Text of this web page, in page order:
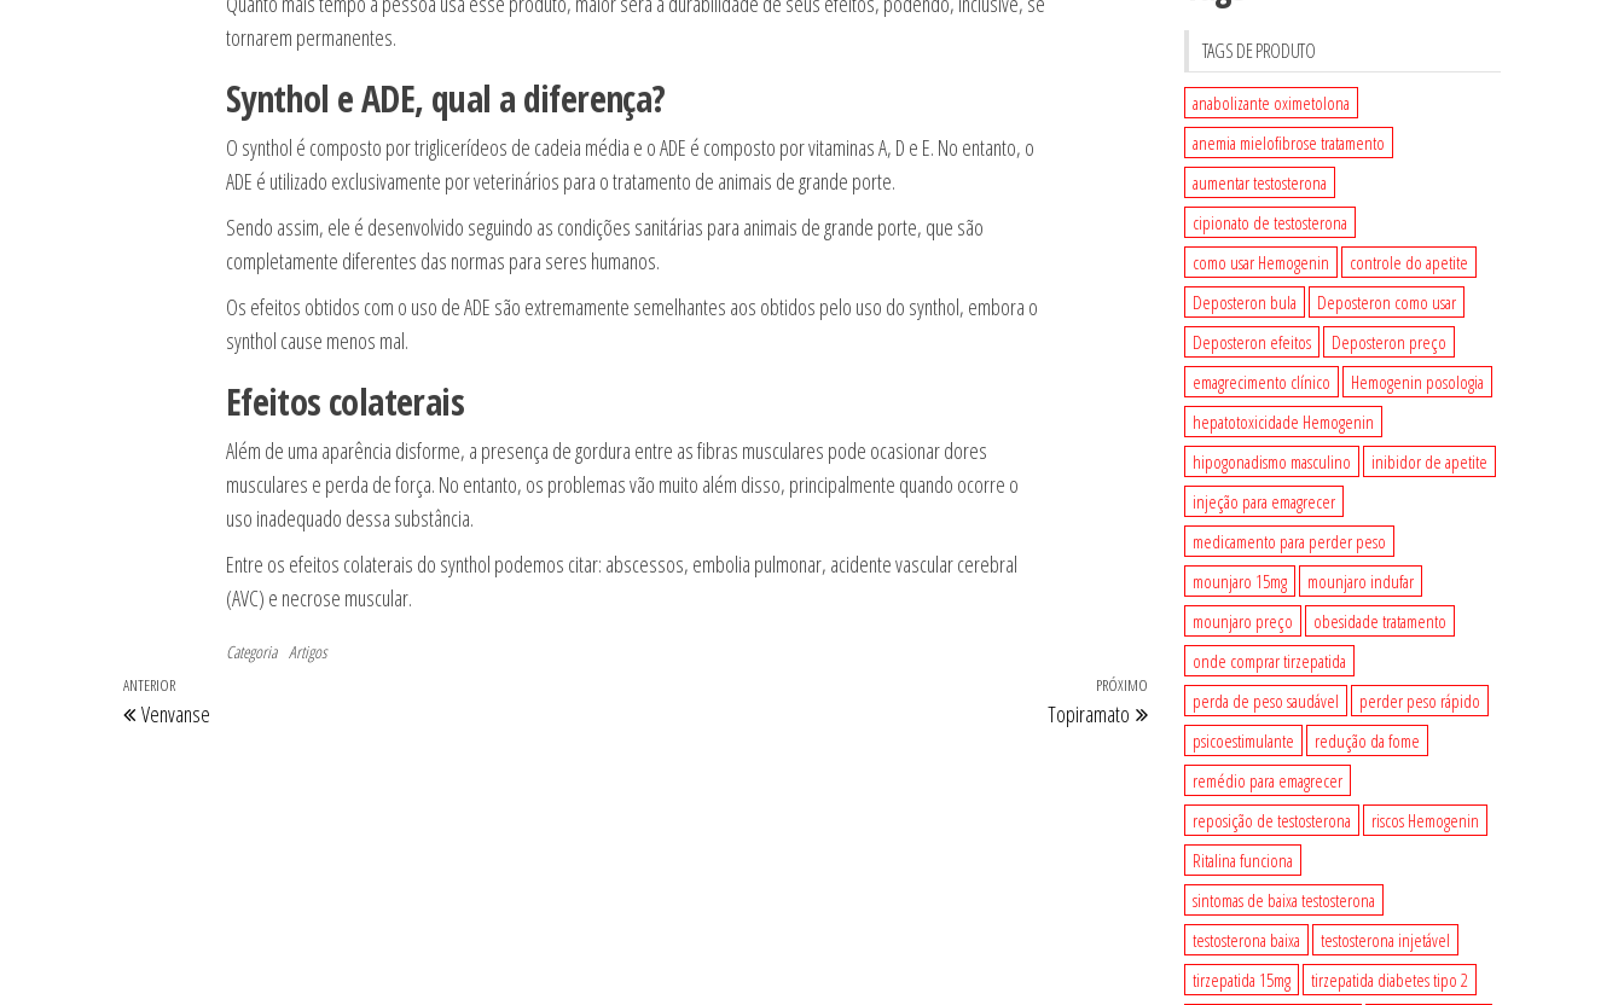
tornarem permanentes.
Synthol e ADE, qual a diferença?
O synthol é composto por triglicerídeos de cadeia média e o ADE é composto por vitaminas A, D e E. No entanto, o
ADE é utilizado exclusivamente por veterinários para o tratamento de animais de grande porte.
Sendo assim, ele é desenvolvido seguindo as condições sanitárias para animais de grande porte, que são
completamente diferentes das normas para seres humanos.
Os efeitos obtidos com o uso de ADE são extremamente semelhantes aos obtidos pelo uso do synthol, embora o
synthol cause menos mal.
Efeitos colaterais
Além de uma aparência disforme, a presença de gordura entre as fibras musculares pode ocasionar dores
musculares e perda de força. No entanto, os problemas vão muito além disso, principalmente quando ocorre o
uso inadequado dessa substância.
Entre os efeitos colaterais do synthol podemos citar: abscessos, embolia pulmonar, acidente vascular cerebral
(AVC) e necrose muscular.
Categoria Artigos
Navegação
de
Post
anterior
ANTERIOR
Venvanse
Próximo
post
PRÓXIMO
Topiramato
TAGS DE PRODUTO
anabolizante oximetolona
anemia mielofibrose tratamento
aumentar testosterona
cipionato de testosterona
como usar Hemogenin
controle do apetite
Deposteron bula
Deposteron como usar
Deposteron efeitos
Deposteron preço
emagrecimento clínico
Hemogenin posologia
hepatotoxicidade Hemogenin
hipogonadismo masculino
inibidor de apetite
injeção para emagrecer
medicamento para perder peso
mounjaro 15mg
mounjaro indufar
mounjaro preço
obesidade tratamento
onde comprar tirzepatida
perda de peso saudável
perder peso rápido
psicoestimulante
redução da fome
remédio para emagrecer
reposição de testosterona
riscos Hemogenin
Ritalina funciona
sintomas de baixa testosterona
testosterona baixa
testosterona injetável
tirzepatida 15mg
tirzepatida diabetes tipo 2